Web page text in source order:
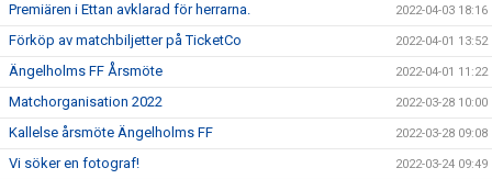
Premiären i Ettan avklarad för herrarna. 2022-04-03 18:16
Förköp av matchbiljetter på TicketCo 2022-04-01 13:52
Ängelholms FF Årsmöte 2022-04-01 11:22
Matchorganisation 2022 2022-03-28 10:00
Kallelse årsmöte Ängelholms FF 2022-03-28 09:08
Vi söker en fotograf! 2022-03-24 09:49